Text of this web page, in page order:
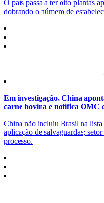
O país passa a ter oito plantas
dobrando o número de
Em investigação, China
carne bovina e notifica OMC
China não incluiu Brasil na lista
aplicação de salvaguardas;
processo.